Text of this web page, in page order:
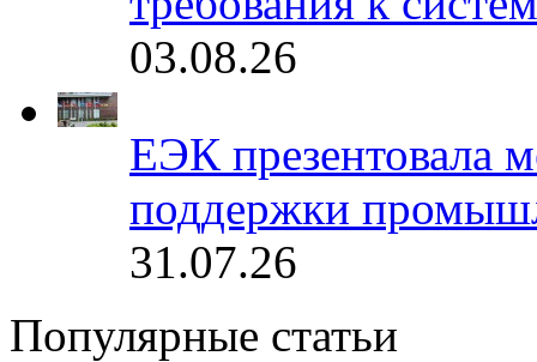
03.08.26
ЕЭК презентовала
поддержки
31.07.26
Популярные статьи